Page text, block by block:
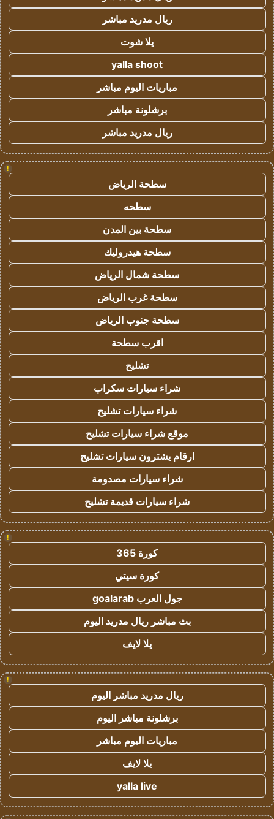
ريال مدريد مباشر
يلا شوت
yalla shoot
مباريات اليوم مباشر
برشلونة مباشر
ريال مدريد مباشر
!
سطحة الرياض
سطحه
سطحة بين المدن
سطحة هيدروليك
سطحة شمال الرياض
سطحة غرب الرياض
سطحة جنوب الرياض
اقرب سطحة
تشليح
شراء سيارات سكراب
شراء سيارات تشليح
موقع شراء سيارات تشليح
ارقام يشترون سيارات تشليح
شراء سيارات مصدومة
شراء سيارات قديمة تشليح
!
كورة 365
كورة سيتي
جول العرب goalarab
بث مباشر ريال مدريد اليوم
يلا لايف
!
ريال مدريد مباشر اليوم
برشلونة مباشر اليوم
مباريات اليوم مباشر
يلا لايف
yalla live